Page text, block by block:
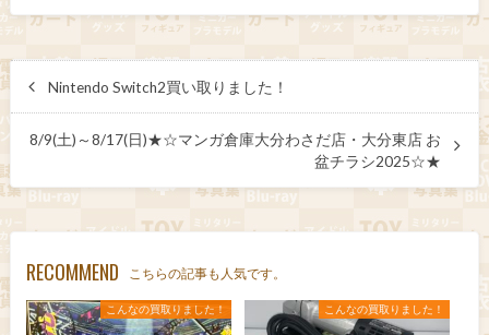
Nintendo Switch2買い取りました！
8/9(土)～8/17(日)★☆マンガ倉庫大分わさだ店・大分東店 お
盆チラシ2025☆★
RECOMMEND こちらの記事も人気です。
こんなの買取りました！ こんなの買取りました！